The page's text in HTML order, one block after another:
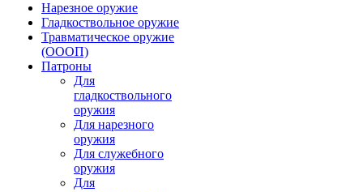
Нарезное оружие
Гладкоствольное оружие
Травматическое оружие
(ОООП)
Патроны
Для
гладкоствольного
оружия
Для нарезного
оружия
Для служебного
оружия
Для